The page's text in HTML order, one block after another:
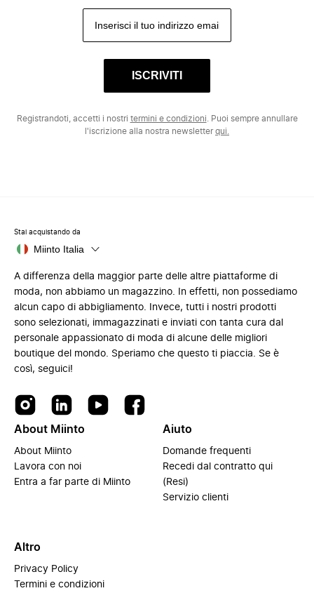
ISCRIVITI
Registrandoti, accetti i nostri termini e condizioni . Puoi sempre annullare
l'iscrizione alla nostra newsletterqui.
Stai acquistando da
Miinto Italia
A differenza della maggior parte delle altre piattaforme di
moda, non abbiamo un magazzino. In effetti, non possediamo
alcun capo di abbigliamento. Invece, tutti i nostri prodotti
sono selezionati, immagazzinati e inviati con tanta cura dal
personale appassionato di moda di alcune delle migliori
boutique del mondo. Speriamo che questo ti piaccia. Se è
così, seguici!
About Miinto
About Miinto
Lavora con noi
Entra a far parte di Miinto
Aiuto
Domande frequenti
Recedi dal contratto qui
(Resi)
Servizio clienti
Altro
Privacy Policy
Termini e condizioni